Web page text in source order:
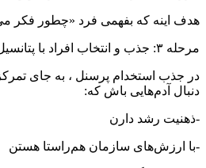
هدف اینه که بفهمی فرد «چطور فکر
مرحله ۳: جذب و انتخاب افراد با پتانسیل رشد
در جذب استخدام پرسنل ، به جای
دنبال آدم‌هایی باش که:
-ذهنیت رشد دارن
-با ارزش‌های سازمان هم‌راستا هستن